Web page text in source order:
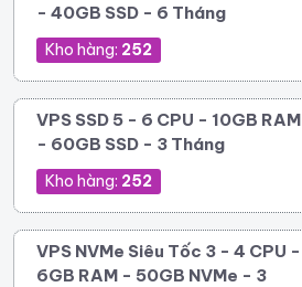
- 40GB SSD - 6 Tháng
Kho hàng: 252
VPS SSD 5 - 6 CPU - 10GB RAM
- 60GB SSD - 3 Tháng
Kho hàng: 252
VPS NVMe Siêu Tốc 3 - 4 CPU -
6GB RAM - 50GB NVMe - 3